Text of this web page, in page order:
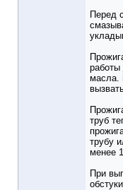
Перед
работы
масла.
труб
трубу
менее
При